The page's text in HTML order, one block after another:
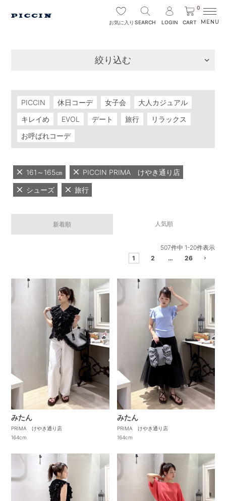
お気に入り SEARCH LOGIN
0
CART
絞り込む
PICCIN 休日コーデ 女子会
大人カジュアル
キレイめ
EVOL デート 旅行
リラックス
お呼ばれコーデ
161～165㎝ PICCIN PRIMA けやき通り店
シューズ 旅行
新着順 人気順
507件中 1-20件表示
1
2 … 26
みたん
PRIMA けやき通り店
164cm
みたん
PRIMA けやき通り店
164cm